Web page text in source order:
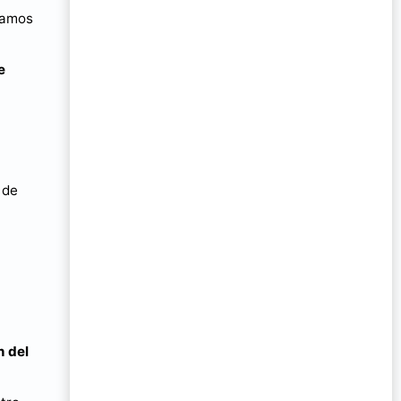
del